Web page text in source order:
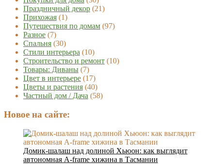
Праздничный декор (21)
Прихожая (1)
Путешествия по домам (97)
Разное (7)
Спальня (30)
Стили интерьера (10)
Строительство и ремонт (10)
Товары: Диваны (7)
Цвет в интерьере (17)
Цветы и растения (40)
Частный дом / Дача (58)
Новое на сайте:
Домик-шалаш над долиной Хьюон: как выглядит
автономная A-frame хижина в Тасмании